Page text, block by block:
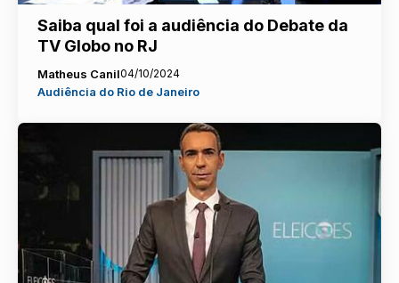
Saiba qual foi a audiência do Debate da
TV Globo no RJ
Matheus Canil04/10/2024
Audiência do Rio de Janeiro